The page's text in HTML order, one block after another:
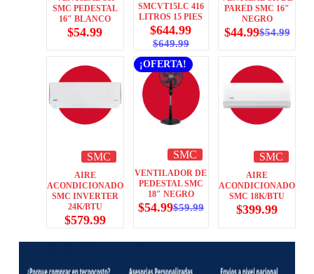
SMC PEDESTAL
16″ BLANCO
$54.99
SMCVT15LC 416
LITROS 15 PIES
$649.99
$644.99
PARED SMC 16″
NEGRO
$54.99
$44.99
SMC
AIRE
ACONDICIONADO
SMC INVERTER
24K/BTU
$579.99
¡OFERTA!
SMC
VENTILADOR DE
PEDESTAL SMC
18″ NEGRO
$59.99
$54.99
SMC
AIRE
ACONDICIONADO
SMC 18K/BTU
$399.99